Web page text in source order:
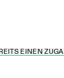
EINEN